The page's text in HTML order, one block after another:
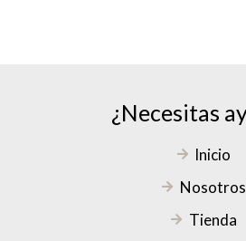
¿Necesitas
Inicio
Nosotros
Tienda